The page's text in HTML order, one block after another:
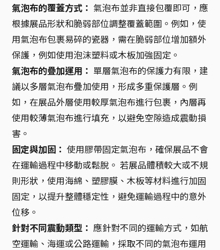
氣泡布的覆蓋方式： 氣泡布並非直接包覆即可，應
根據展品形狀和脆弱部位調整覆蓋範圍。例如，使
用氣泡布包裹易碎的瓷器，需在脆弱部位增加額外
保護，例如使用泡沫塑料或木板加強固定。
氣泡布的疊加運用： 單層氣泡布的保護力有限，建
議以多層氣泡布疊加使用，形成多重保護層。例
如，在展品外層使用較厚氣泡布進行包裹，內層再
使用較薄氣泡布進行填充，以避免空隙造成震動損
害。
固定與加固： 使用膠帶固定氣泡布，確保展品不會
在運輸過程中移動或鬆脫。 若展品體積較大或不規
則形狀，使用海綿、塑膠膜、木板等材料進行加固
固定，以提升整體穩定性，避免運輸過程中的意外
位移。
針對不同震動類型： 應針對不同的運輸方式，如航
空運輸、海運或公路運輸，採取不同的氣泡布運用